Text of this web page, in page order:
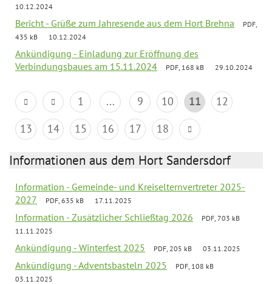
10.12.2024
Bericht - Grüße zum Jahresende aus dem Hort Brehna
PDF,
435 kB
10.12.2024
Ankündigung - Einladung zur Eröffnung des
Verbindungsbaues am 15.11.2024
PDF, 168 kB 29.10.2024
1 ... 9 10 11
12
13
14 15 16 17 18
Informationen aus dem Hort Sandersdorf
Information - Gemeinde- und Kreiselternvertreter 2025-
2027
PDF, 635 kB 17.11.2025
Information - Zusätzlicher Schließtag 2026
PDF, 703 kB
11.11.2025
Ankündigung - Winterfest 2025 PDF, 205 kB 03.11.2025
Ankündigung - Adventsbasteln 2025
PDF, 108 kB
03.11.2025